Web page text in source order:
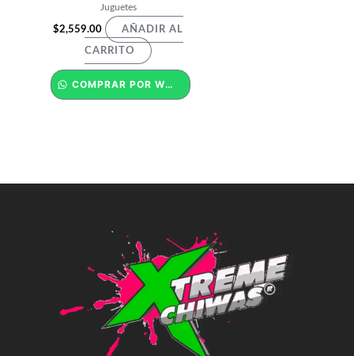
Juguetes
$2,559.00 AÑADIR AL
CARRITO
COMPRAR POR WHATSAPP